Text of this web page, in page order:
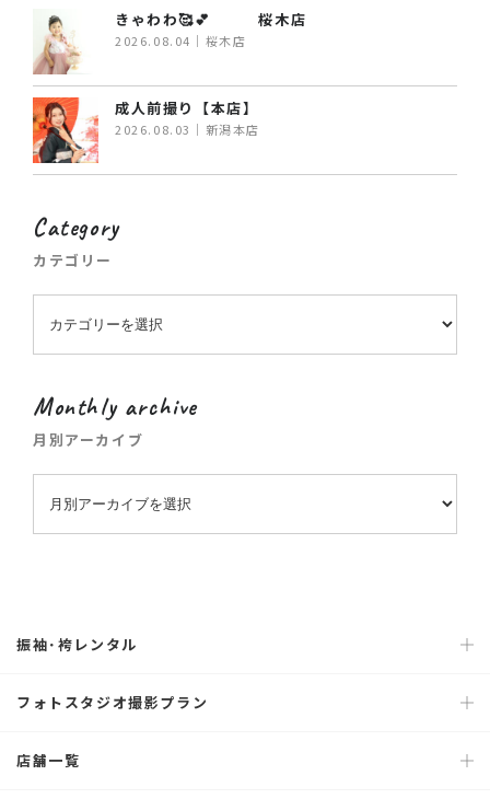
きゃわわ🥰💕 桜木店
2026.08.04｜桜木店
成人前撮り【本店】
2026.08.03｜新潟本店
Category
カテゴリー
Monthly archive
月別アーカイブ
振袖･袴レンタル
フォトスタジオ撮影プラン
店舗一覧